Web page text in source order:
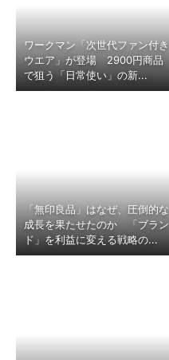
ワークマン「次世代ファン付き
ウエア」が登場 2900円商品
で狙う「日常使い」の新...
「無印良品」はなぜ、圧倒的な
成長を果たせたのか 「ブラン
ド」を利益に変える戦略の...